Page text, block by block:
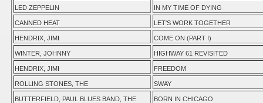
LED ZEPPELIN IN MY TIME OF DYING
CANNED HEAT LET'S WORK TOGETHER
HENDRIX, JIMI COME ON (PART I)
WINTER, JOHNNY HIGHWAY 61 REVISITED
HENDRIX, JIMI FREEDOM
ROLLING STONES, THE SWAY
BUTTERFIELD, PAUL BLUES BAND, THE BORN IN CHICAGO